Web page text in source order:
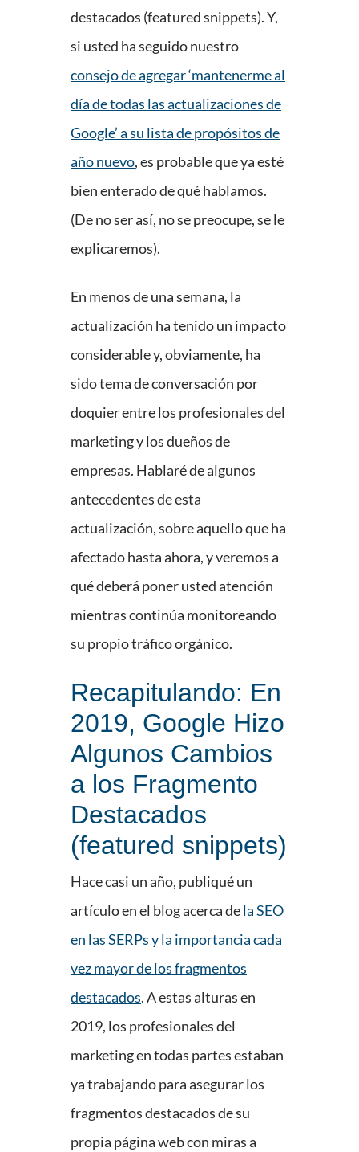
destacados (featured snippets). Y,
si usted ha seguido nuestro
consejo de agregar ‘mantenerme al
día de todas las actualizaciones de
Google’ a su lista de propósitos de
año nuevo, es probable que ya esté
bien enterado de qué hablamos.
(De no ser así, no se preocupe, se le
explicaremos).
En menos de una semana, la
actualización ha tenido un impacto
considerable y, obviamente, ha
sido tema de conversación por
doquier entre los profesionales del
marketing y los dueños de
empresas. Hablaré de algunos
antecedentes de esta
actualización, sobre aquello que ha
afectado hasta ahora, y veremos a
qué deberá poner usted atención
mientras continúa monitoreando
su propio tráfico orgánico.
Recapitulando: En
2019, Google Hizo
Algunos Cambios
a los Fragmento
Destacados
(featured snippets)
Hace casi un año, publiqué un
artículo en el blog acerca dela SEO
en las SERPs y la importancia cada
vez mayor de los fragmentos
destacados. A estas alturas en
2019, los profesionales del
marketing en todas partes estaban
ya trabajando para asegurar los
fragmentos destacados de su
propia página web con miras a